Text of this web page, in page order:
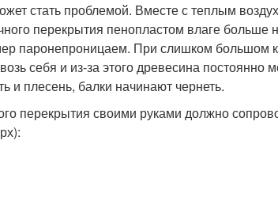
стать проблемой. Вместе с теплым
перекрытия пенопластом влаге больше
паронепроницаем. При слишком большом
себя и из-за этого древесина постоянно
и плесень, балки начинают чернеть.
перекрытия своими руками должно